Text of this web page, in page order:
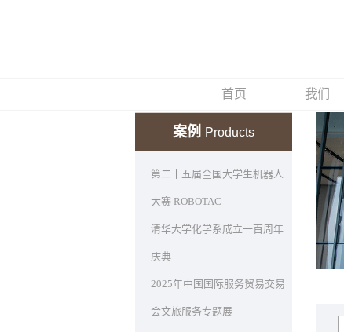
首页 我们
案例 Products
第二十五届全国大学生机器人
大赛 ROBOTAC
清华大学化学系成立一百周年
庆典
2025年中国国际服务贸易交易
会文旅服务专题展